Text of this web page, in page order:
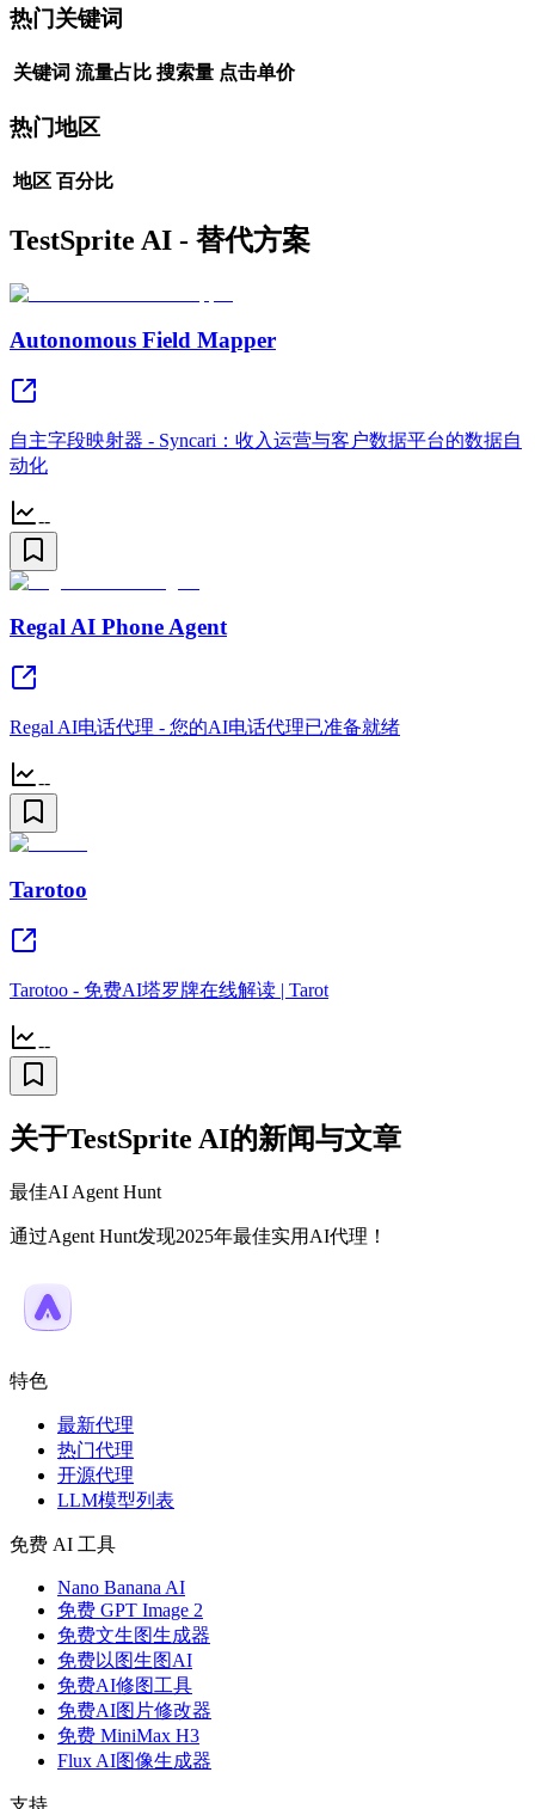
热门关键词
关键词 流量占比 搜索量 点击单价
热门地区
地区 百分比
TestSprite AI - 替代方案
Autonomous Field Mapper
自主字段映射器 - Syncari：收入运营与客户数据平台的数据自
动化
--
Regal AI Phone Agent
Regal AI电话代理 - 您的AI电话代理已准备就绪
--
Tarotoo
Tarotoo - 免费AI塔罗牌在线解读 | Tarot
--
关于TestSprite AI的新闻与文章
最佳AI Agent Hunt
通过Agent Hunt发现2025年最佳实用AI代理！
特色
最新代理
热门代理
开源代理
LLM模型列表
免费 AI 工具
Nano Banana AI
免费 GPT Image 2
免费文生图生成器
免费以图生图AI
免费AI修图工具
免费AI图片修改器
免费 MiniMax H3
Flux AI图像生成器